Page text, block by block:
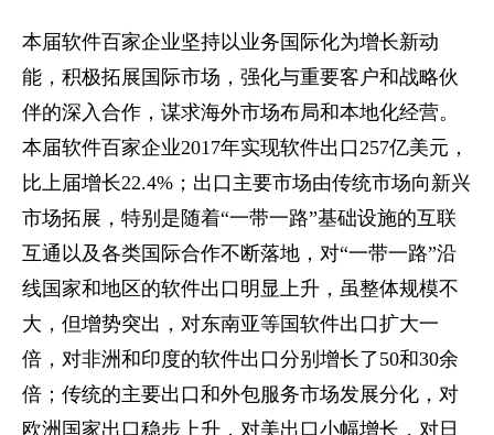
本届软件百家企业坚持以业务国际化为增长新动
能，积极拓展国际市场，强化与重要客户和战略伙
伴的深入合作，谋求海外市场布局和本地化经营。
本届软件百家企业2017年实现软件出口257亿美元，
比上届增长22.4%；出口主要市场由传统市场向新兴
市场拓展，特别是随着“一带一路”基础设施的互联
互通以及各类国际合作不断落地，对“一带一路”沿
线国家和地区的软件出口明显上升，虽整体规模不
大，但增势突出，对东南亚等国软件出口扩大一
倍，对非洲和印度的软件出口分别增长了50和30余
倍；传统的主要出口和外包服务市场发展分化，对
欧洲国家出口稳步上升，对美出口小幅增长，对日